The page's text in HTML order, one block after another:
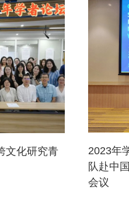
文化研究青
2023年
队赴中
会议